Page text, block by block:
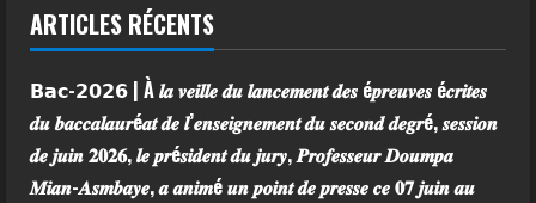
ARTICLES RÉCENTS
𝗕𝗮𝗰-𝟮𝟬𝟮𝟲 | À 𝒍𝒂 𝒗𝒆𝒊𝒍𝒍𝒆 𝒅𝒖 𝒍𝒂𝒏𝒄𝒆𝒎𝒆𝒏𝒕 𝒅𝒆𝒔 é𝒑𝒓𝒆𝒖𝒗𝒆𝒔 é𝒄𝒓𝒊𝒕𝒆𝒔
𝒅𝒖 𝒃𝒂𝒄𝒄𝒂𝒍𝒂𝒖𝒓é𝒂𝒕 𝒅𝒆 𝒍’𝒆𝒏𝒔𝒆𝒊𝒈𝒏𝒆𝒎𝒆𝒏𝒕 𝒅𝒖 𝒔𝒆𝒄𝒐𝒏𝒅 𝒅𝒆𝒈𝒓é, 𝒔𝒆𝒔𝒔𝒊𝒐𝒏
𝒅𝒆 𝒋𝒖𝒊𝒏 𝟐𝟎𝟐𝟔, 𝒍𝒆 𝒑𝒓é𝒔𝒊𝒅𝒆𝒏𝒕 𝒅𝒖 𝒋𝒖𝒓𝒚, 𝑷𝒓𝒐𝒇𝒆𝒔𝒔𝒆𝒖𝒓 𝑫𝒐𝒖𝒎𝒑𝒂
𝑴𝒊𝒂𝒏-𝑨𝒔𝒎𝒃𝒂𝒚𝒆, 𝒂 𝒂𝒏𝒊𝒎é 𝒖𝒏 𝒑𝒐𝒊𝒏𝒕 𝒅𝒆 𝒑𝒓𝒆𝒔𝒔𝒆 𝒄𝒆 𝟎𝟕 𝒋𝒖𝒊𝒏 𝒂𝒖